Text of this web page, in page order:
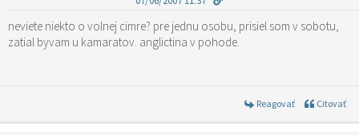
neviete niekto o volnej cimre? pre jednu osobu, prisiel som v sobotu,
zatial byvam u kamaratov. anglictina v pohode.
Reagovať Citovať